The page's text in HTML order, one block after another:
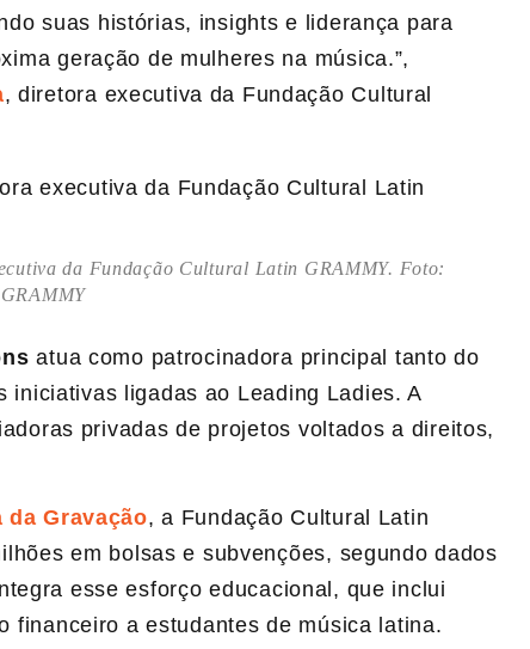
suas histórias, insights e liderança para
geração de mulheres na música.”,
, diretora executiva da Fundação Cultural
da Fundação Cultural Latin GRAMMY. Foto:
atua como patrocinadora principal tanto do
iniciativas ligadas ao Leading Ladies. A
privadas de projetos voltados a direitos,
da Gravação, a Fundação Cultural Latin
em bolsas e subvenções, segundo dados
esse esforço educacional, que inclui
financeiro a estudantes de música latina.